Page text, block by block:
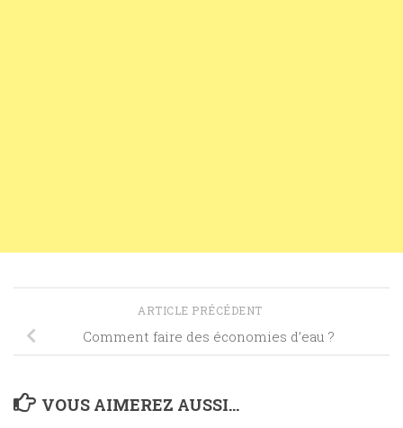
ARTICLE PRÉCÉDENT
Comment faire des économies d’eau ?
VOUS AIMEREZ AUSSI...